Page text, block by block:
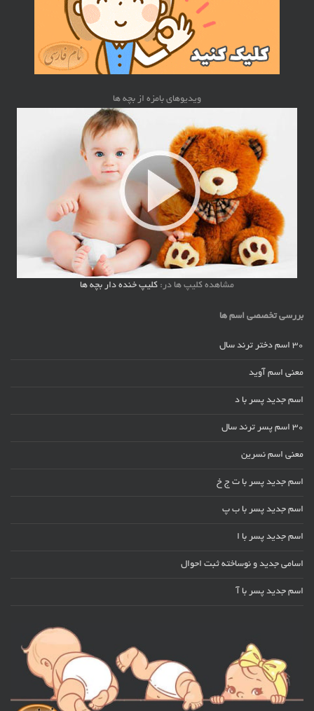
ویدیوهای بامزه از بچه ها
مشاهده کلیپ ها در: کلیپ خنده دار بچه ها
بررسی تخصصی اسم ها
30 اسم دختر ترند سال
معنی اسم آوید
اسم جدید پسر با د
30 اسم پسر ترند سال
معنی اسم نسرین
اسم جدید پسر با ت ج خ
اسم جدید پسر با ب پ
اسم جدید پسر با ا
اسامی جدید و نوساخته ثبت احوال
اسم جدید پسر با آ